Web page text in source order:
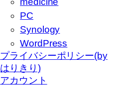
PC
Synology
WordPress
プライバシーポリシー(by
はりきり)
アカウント